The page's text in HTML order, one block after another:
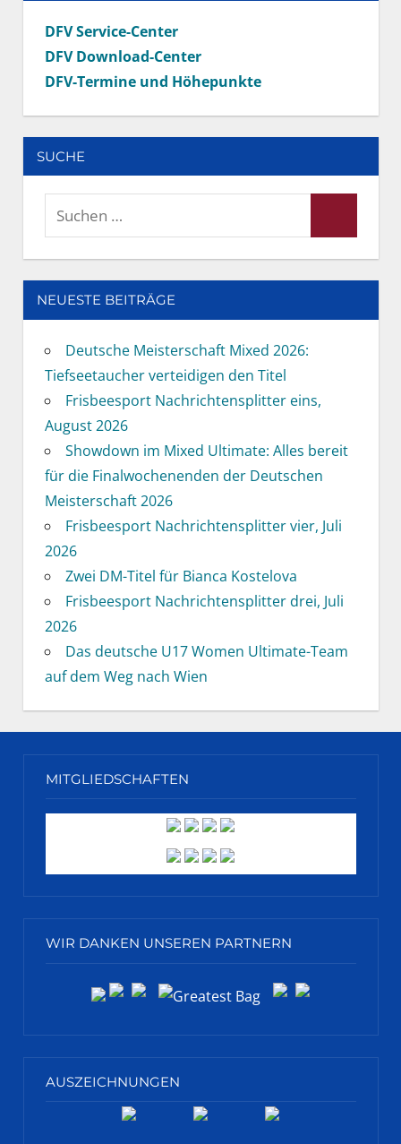
DFV Service-Center
DFV Download-Center
DFV-Termine und Höhepunkte
SUCHE
Suchen
NEUESTE BEITRÄGE
Deutsche Meisterschaft Mixed 2026:
Tiefseetaucher verteidigen den Titel
Frisbeesport Nachrichtensplitter eins,
August 2026
Showdown im Mixed Ultimate: Alles bereit
für die Finalwochenenden der Deutschen
Meisterschaft 2026
Frisbeesport Nachrichtensplitter vier, Juli
2026
Zwei DM-Titel für Bianca Kostelova
Frisbeesport Nachrichtensplitter drei, Juli
2026
Das deutsche U17 Women Ultimate-Team
auf dem Weg nach Wien
MITGLIEDSCHAFTEN
WIR DANKEN UNSEREN PARTNERN
AUSZEICHNUNGEN